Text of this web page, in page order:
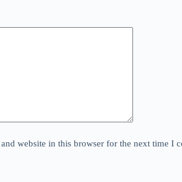
website in this browser for the next time I